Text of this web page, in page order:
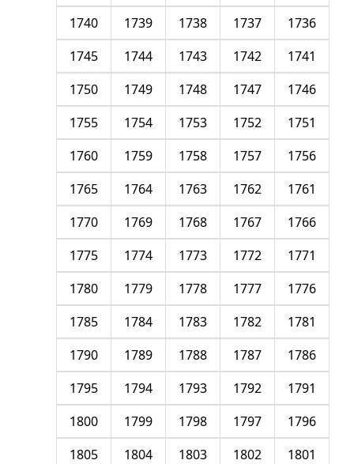
1736
1737
1738
1739
1740
1741
1742
1743
1744
1745
1746
1747
1748
1749
1750
1751
1752
1753
1754
1755
1756
1757
1758
1759
1760
1761
1762
1763
1764
1765
1766
1767
1768
1769
1770
1771
1772
1773
1774
1775
1776
1777
1778
1779
1780
1781
1782
1783
1784
1785
1786
1787
1788
1789
1790
1791
1792
1793
1794
1795
1796
1797
1798
1799
1800
1801
1802
1803
1804
1805